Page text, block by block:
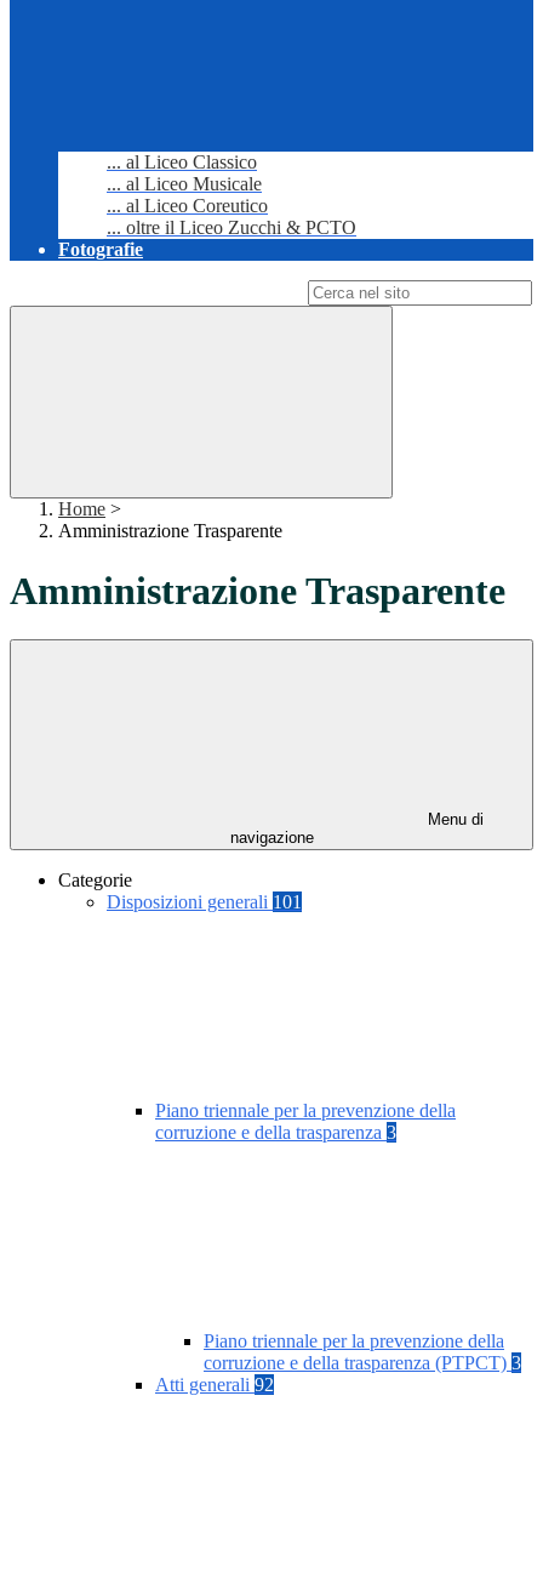
... al Liceo Classico
... al Liceo Musicale
... al Liceo Coreutico
... oltre il Liceo Zucchi & PCTO
Fotografie
Home >
Amministrazione Trasparente
Amministrazione Trasparente
Menu di
navigazione
Categorie
Disposizioni generali 101
Piano triennale per la prevenzione della
corruzione e della trasparenza 3
Piano triennale per la prevenzione della
corruzione e della trasparenza (PTPCT) 3
Atti generali 92